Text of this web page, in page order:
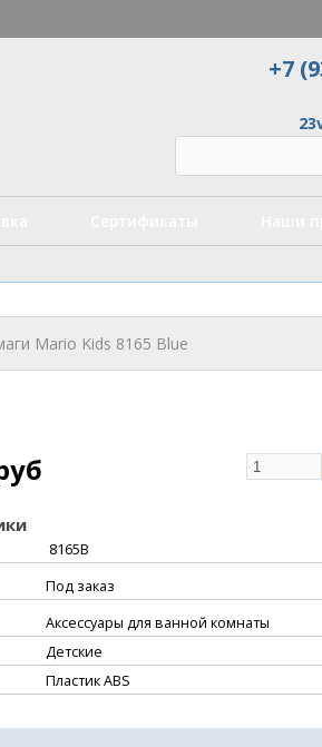
+7
Mario Kids 8165 Blue
8165B
Под заказ
Аксессуары для ванной комнаты
Детские
Пластик ABS